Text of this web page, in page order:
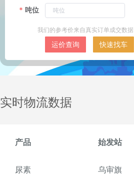
吨位
我们的参考价来自真实订单成交数据
运价查询 快速找车
实时物流数据
产品 始发站
尿素 乌审旗